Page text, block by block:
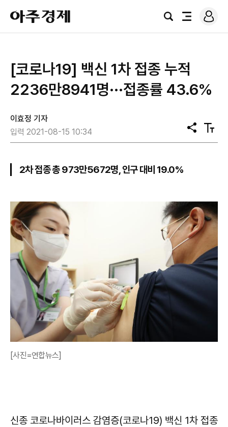
아
주
경
검
전
로
그
[코로나19] 백신 1차 접종 누적
2236만8941명···접종률 43.6%
이효정 기자
입력 2021-08-15 10:34
공
유
텍
스
2차 접종 총 973만5672명, 인구 대비 19.0%
[사진=연합뉴스]
신종 코로나바이러스 감염증(코로나19) 백신 1차 접종